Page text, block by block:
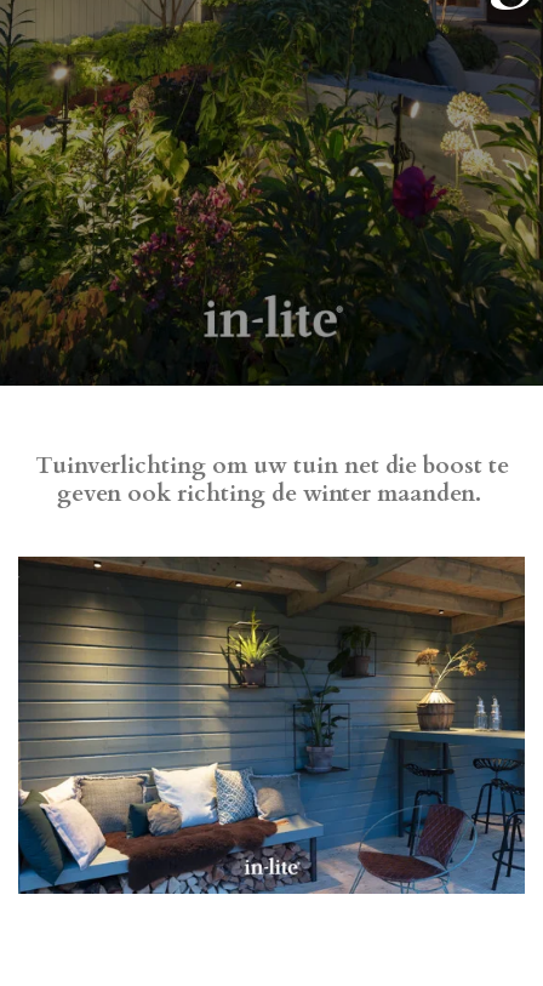
Tuinverlichting om uw tuin net die boost te
geven ook richting de winter maanden.